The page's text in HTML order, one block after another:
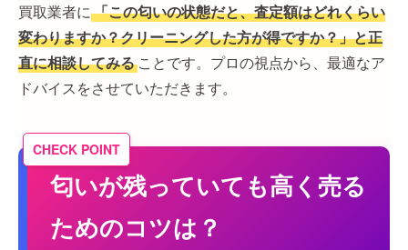
買取業者に「この匂いの状態だと、査定額はどれくらい
変わりますか？クリーニングした方が得ですか？」と正
直に相談してみる ことです。プロの視点から、最適なア
ドバイスをさせていただきます。
匂いが残っていても高く売る
ためのコツは？